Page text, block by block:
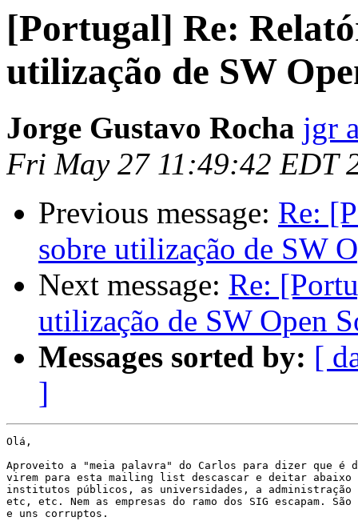
[Portugal] Re:
utilização de SW
Jorge Gustavo Rocha jgr
Fri May 27 11:49:42 EDT
Previous message: Re:
sobre utilização de SW
Next message: Re:
utilização de SW Open
Messages sorted by: [
]
Olá,
Aproveito a "meia palavra" do Carlos para dizer que é
virem para esta mailing list descascar e deitar abaixo
institutos públicos, as universidades, a
etc, etc. Nem as empresas do ramo dos SIG escapam.
e uns corruptos.